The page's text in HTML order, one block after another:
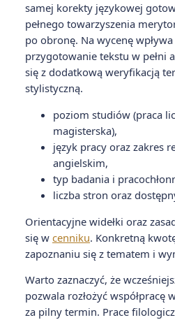
samej korekty językowej
pełnego towarzyszenia
po obronę. Na wycenę
przygotowanie tekstu w pełni
się z dodatkową weryfikacją
stylistyczną.
poziom studiów (praca
magisterska),
język pracy oraz zakres
angielskim,
typ badania i
liczba stron oraz
Orientacyjne widełki oraz
się w cenniku. Konkretną
zapoznaniu się z tematem i
Warto zaznaczyć, że
pozwala rozłożyć współpracę
za pilny termin. Prace